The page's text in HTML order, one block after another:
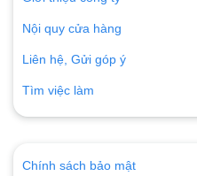
Nội quy cửa hàng
Liên hệ, Gửi góp ý
Tìm việc làm
Chính sách bảo mật